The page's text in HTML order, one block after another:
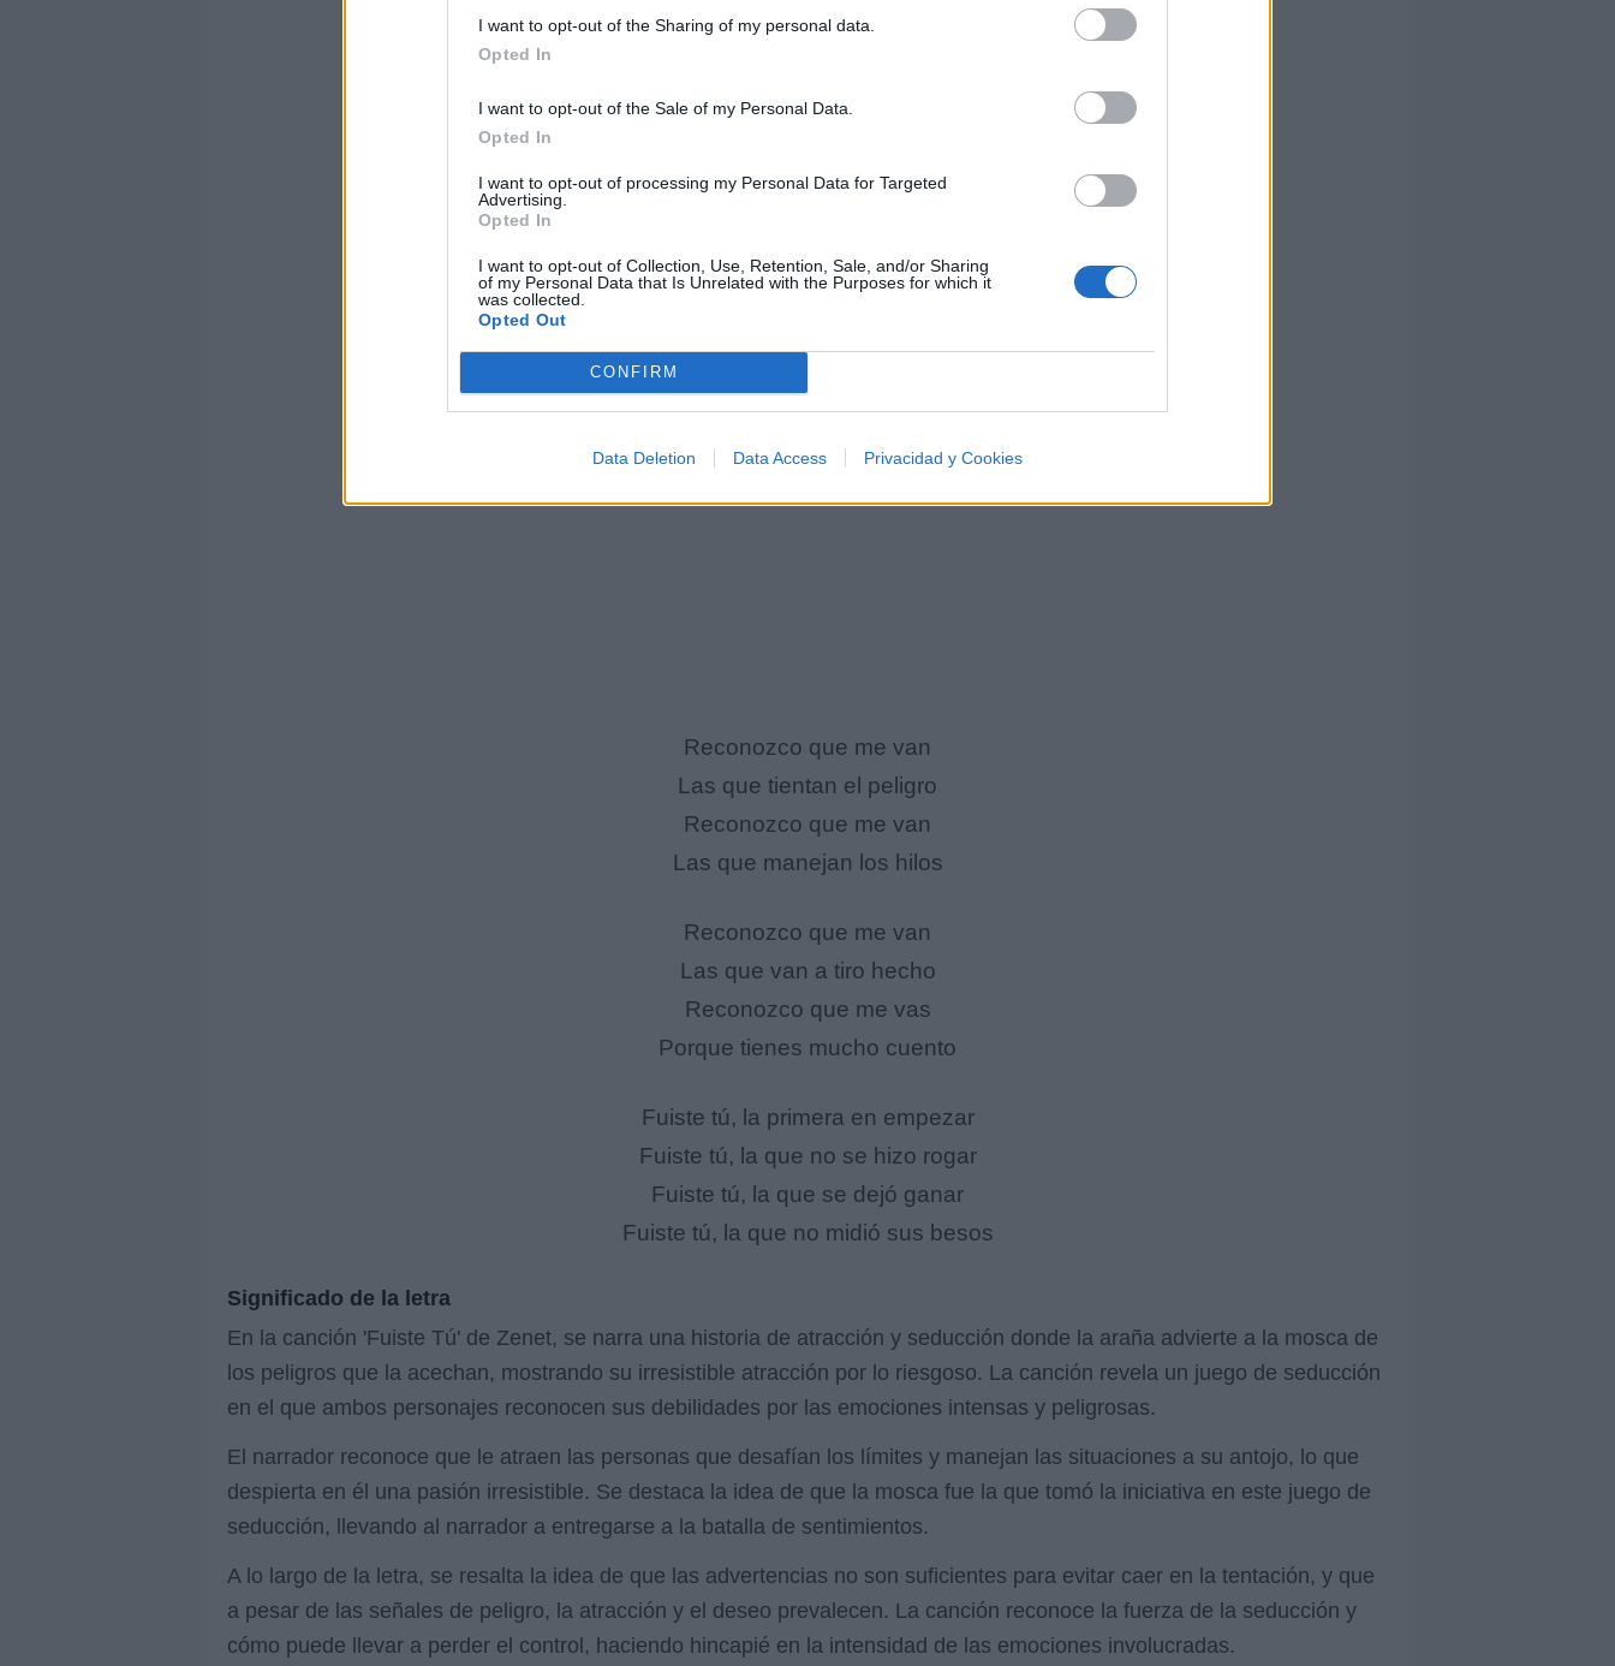
I want to opt-out of the Sharing of my personal data.
Opted In
I want to opt-out of the Sale of my Personal Data.
Opted In
I want to opt-out of processing my Personal Data for Targeted
Advertising.
Opted In
I want to opt-out of Collection, Use, Retention, Sale, and/or Sharing
of my Personal Data that Is Unrelated with the Purposes for which it
was collected.
Opted Out
CONFIRM
Data Deletion Data Access Privacidad y Cookies
Salió de tí, tuya fue la idea
Fuiste tú, la que se dejó ganar
Reconozco que me van
Las que tientan el peligro
Reconozco que me van
Las que manejan los hilos
Reconozco que me van
Las que van a tiro hecho
Reconozco que me vas
Porque tienes mucho cuento
Fuiste tú, la primera en empezar
Fuiste tú, la que no se hizo rogar
Fuiste tú, la que se dejó ganar
Fuiste tú, la que no midió sus besos
Significado de la letra
En la canción 'Fuiste Tú' de Zenet, se narra una historia de atracción y seducción donde la araña advierte a la mosca de
los peligros que la acechan, mostrando su irresistible atracción por lo riesgoso. La canción revela un juego de seducción
en el que ambos personajes reconocen sus debilidades por las emociones intensas y peligrosas.
El narrador reconoce que le atraen las personas que desafían los límites y manejan las situaciones a su antojo, lo que
despierta en él una pasión irresistible. Se destaca la idea de que la mosca fue la que tomó la iniciativa en este juego de
seducción, llevando al narrador a entregarse a la batalla de sentimientos.
A lo largo de la letra, se resalta la idea de que las advertencias no son suficientes para evitar caer en la tentación, y que
a pesar de las señales de peligro, la atracción y el deseo prevalecen. La canción reconoce la fuerza de la seducción y
cómo puede llevar a perder el control, haciendo hincapié en la intensidad de las emociones involucradas.